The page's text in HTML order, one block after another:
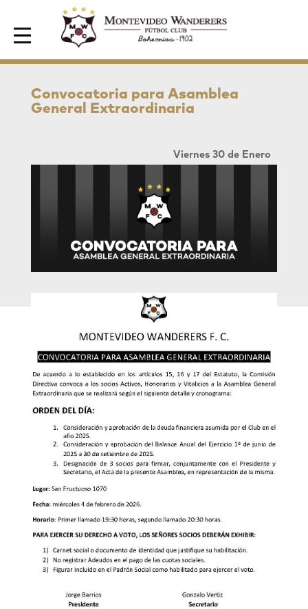
Area de Socios
Convocatoria para Asamblea
General Extraordinaria
Viernes 30 de Enero